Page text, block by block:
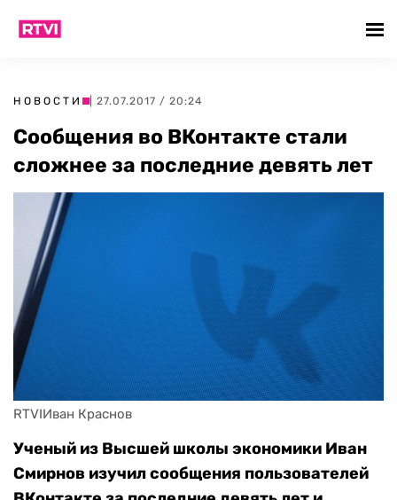
НОВОСТИ | 27.07.2017 / 20:24
Сообщения во ВКонтакте стали
сложнее за последние девять лет
RTVIИван Краснов
Ученый из Высшей школы экономики Иван
Смирнов изучил сообщения пользователей